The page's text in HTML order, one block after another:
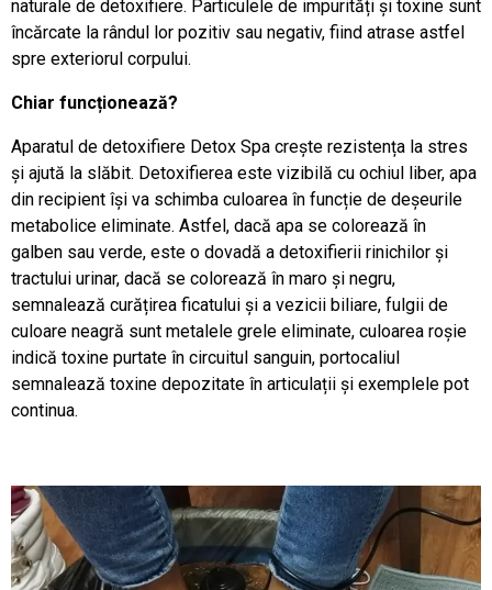
naturale de detoxifiere. Particulele de impurități și toxine sunt
încărcate la rândul lor pozitiv sau negativ, fiind atrase astfel
spre exteriorul corpului.
Chiar funcționează?
Aparatul de detoxifiere Detox Spa crește rezistența la stres
și ajută la slăbit. Detoxifierea este vizibilă cu ochiul liber, apa
din recipient își va schimba culoarea în funcție de deșeurile
metabolice eliminate. Astfel, dacă apa se colorează în
galben sau verde, este o dovadă a detoxifierii rinichilor și
tractului urinar, dacă se colorează în maro și negru,
semnalează curățirea ficatului și a vezicii biliare, fulgii de
culoare neagră sunt metalele grele eliminate, culoarea roșie
indică toxine purtate în circuitul sanguin, portocaliul
semnalează toxine depozitate în articulații și exemplele pot
continua.